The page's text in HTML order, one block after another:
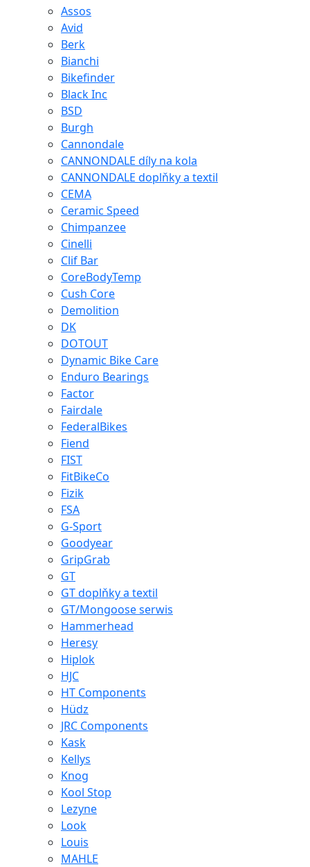
Assos
Avid
Berk
Bianchi
Bikefinder
Black Inc
BSD
Burgh
Cannondale
CANNONDALE díly na kola
CANNONDALE doplňky a textil
CEMA
Ceramic Speed
Chimpanzee
Cinelli
Clif Bar
CoreBodyTemp
Cush Core
Demolition
DK
DOTOUT
Dynamic Bike Care
Enduro Bearings
Factor
Fairdale
FederalBikes
Fiend
FIST
FitBikeCo
Fizik
FSA
G-Sport
Goodyear
GripGrab
GT
GT doplňky a textil
GT/Mongoose serwis
Hammerhead
Heresy
Hiplok
HJC
HT Components
Hüdz
JRC Components
Kask
Kellys
Knog
Kool Stop
Lezyne
Look
Louis
MAHLE